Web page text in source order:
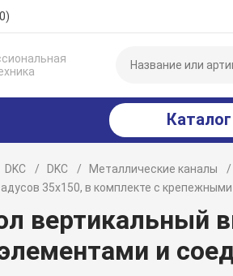
DKC DKC Металлические каналы
35х150, в комплекте с
вертикальный
и